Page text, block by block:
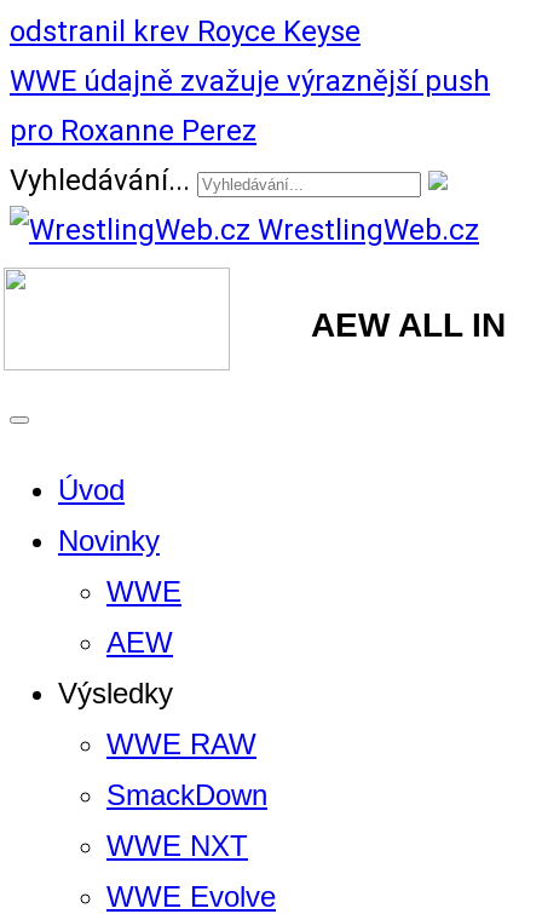
odstranil krev Royce Keyse
WWE údajně zvažuje výraznější push
pro Roxanne Perez
Vyhledávání...
WrestlingWeb.cz
AEW ALL IN
Úvod
Novinky
WWE
AEW
Výsledky
WWE RAW
SmackDown
WWE NXT
WWE Evolve